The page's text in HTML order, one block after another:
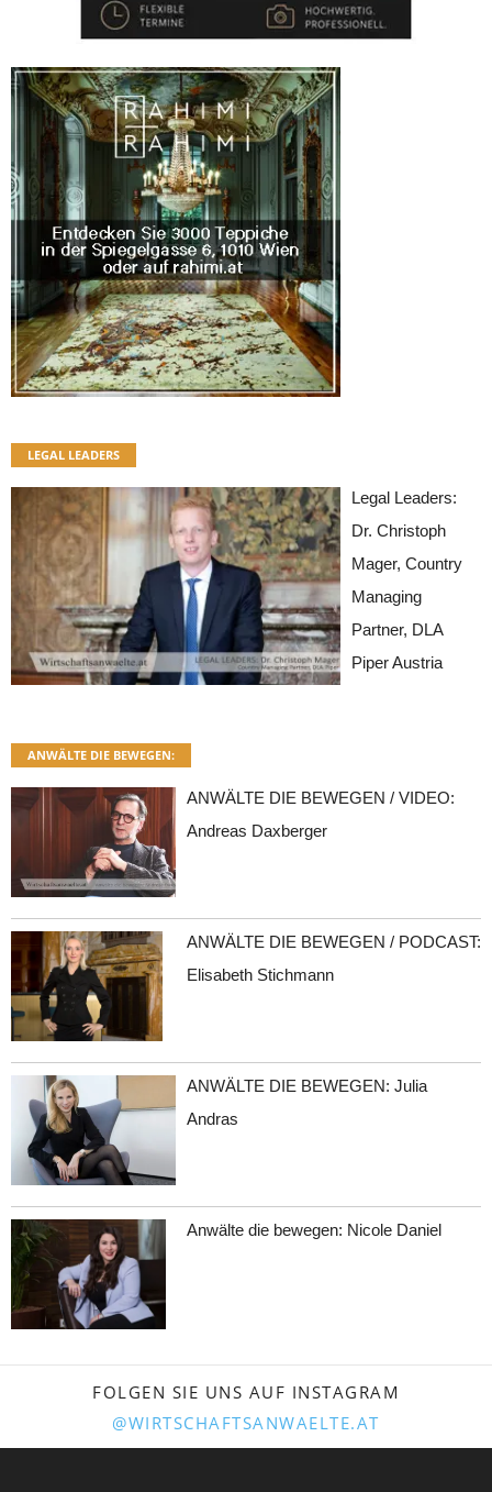
LEGAL LEADERS
Legal Leaders:
Dr. Christoph
Mager, Country
Managing
Partner, DLA
Piper Austria
ANWÄLTE DIE BEWEGEN:
ANWÄLTE DIE BEWEGEN / VIDEO:
Andreas Daxberger
ANWÄLTE DIE BEWEGEN / PODCAST:
Elisabeth Stichmann
ANWÄLTE DIE BEWEGEN: Julia
Andras
Anwälte die bewegen: Nicole Daniel
FOLGEN SIE UNS AUF INSTAGRAM
@WIRTSCHAFTSANWAELTE.AT